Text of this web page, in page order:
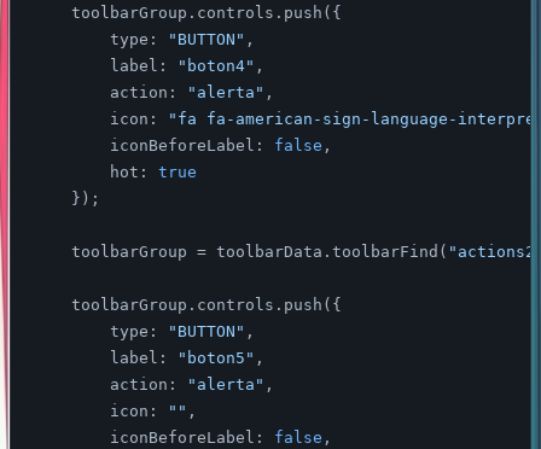
    toolbarGroup.controls.push({
type : "BUTTON" ,
label : "boton4" ,
action : "alerta" ,
icon :
"fa fa-american-sign-language-
iconBeforeLabel : false ,
hot : true
    });
    toolbarGroup = toolbarData.toolbarFind(
    toolbarGroup.controls.push({
type : "BUTTON" ,
label : "boton5" ,
action : "alerta" ,
icon : "" ,
iconBeforeLabel : false ,